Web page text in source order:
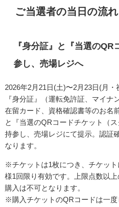
ご当選者の当日の流れ
『身分証』と『当選の
参し、売場レジへ
2026年2月21日(土)〜2月23日(月・
『身分証』（運転免許証、マイナ
在留カード、資格確認書等のお名
と『当選のQRコードチケット（
持参し、売場レジにて提示。認証
なります。
※チケットは1枚につき、チケッ
様1回限り有効です。上限点数以
購入は不可となります。
※購入チケットのQRコードは一